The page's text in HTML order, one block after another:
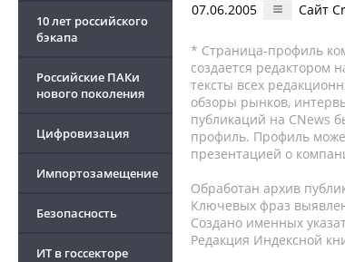
10 лет российского
бэкапа
Российские ПАКи
нового поколения
Цифровизация
Импортозамещение
Безопасность
ИТ в госсекторе
07.06.2005 Сайт
* Страница-профиль
создается редактором
тексты всех
обзоры рынков,
публикаций на CNews
профиль. Профиль
презентацией о
Обработан архив
Ключевых фраз
Создано именных
Редакция Индексной